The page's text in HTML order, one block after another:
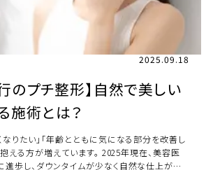
2025.09.18
のプチ整形】自然で美しい
施術とは？
なりたい」「年齢とともに気になる部分を改善し
える方が増えています。 2025年現在、美容医
歩し、ダウンタイムが少なく自然な仕上がり